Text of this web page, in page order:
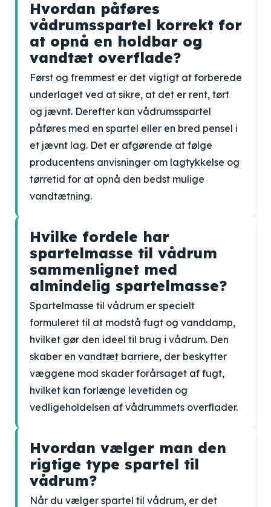
Hvordan påføres
vådrumsspartel korrekt for
at opnå en holdbar og
vandtæt overflade?
Først og fremmest er det vigtigt at forberede
underlaget ved at sikre, at det er rent, tørt
og jævnt. Derefter kan vådrumsspartel
påføres med en spartel eller en bred pensel i
et jævnt lag. Det er afgørende at følge
producentens anvisninger om lagtykkelse og
tørretid for at opnå den bedst mulige
vandtætning.
Hvilke fordele har
spartelmasse til vådrum
sammenlignet med
almindelig spartelmasse?
Spartelmasse til vådrum er specielt
formuleret til at modstå fugt og vanddamp,
hvilket gør den ideel til brug i vådrum. Den
skaber en vandtæt barriere, der beskytter
væggene mod skader forårsaget af fugt,
hvilket kan forlænge levetiden og
vedligeholdelsen af vådrummets overflader.
Hvordan vælger man den
rigtige type spartel til
vådrum?
Når du vælger spartel til vådrum, er det